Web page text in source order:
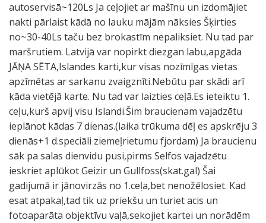
autoservisā~120Ls Ja ceļojiet ar mašīnu un izdomājiet
nakti pārlaist kādā no lauku mājām nāksies Šķirties
no~30-40Ls taču bez brokastīm nepaliksiet. Nu tad par
maršrutiem. Latvijā var nopirkt diezgan labu,apgāda
JĀŅA SĒTA,Islandes karti,kur visas nozīmīgas vietas
apzīmētas ar sarkanu zvaigznīti.Nebūtu par skādi arī
kāda vietējā karte. Nu tad var laizties ceļā.Es ieteiktu 1.
ceļu,kurš apvij visu Islandi.Šim braucienam vajadzētu
ieplānot kādas 7 dienas.(laika trūkuma dēļ es apskrēju 3
dienās+1 d.speciāli ziemeļrietumu fjordam) Ja braucienu
sāk pa salas dienvidu pusi,pirms Selfos vajadzētu
ieskriet aplūkot Geizir un Gullfoss(skat.gal) Šai
gadijumā ir jānovirzās no 1.ceļa,bet nenožēlosiet. Kad
esat atpakaļ,tad tik uz priekšu un turiet acis un
fotoaparāta objektīvu vaļā,sekojiet kartei un norādēm